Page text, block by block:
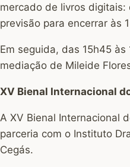
mercado de livros digitais:
previsão para encerrar às
Em seguida, das 15h45
mediação de Mileide
XV Bienal Internacional
A XV Bienal Internacional
parceria com o Instituto
Cegás.